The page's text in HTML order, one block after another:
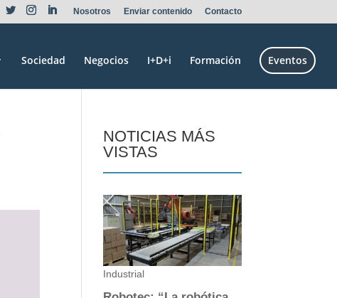
Nosotros Enviar contenido Contacto
Sociedad Negocios I+D+i Formación Eventos
NOTICIAS MÁS
VISTAS